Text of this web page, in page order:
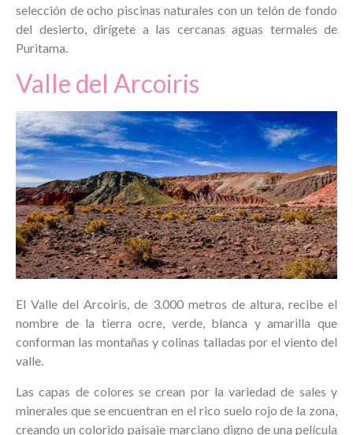
selección de ocho piscinas naturales con un telón de fondo
del desierto, dirígete a las cercanas aguas termales de
Puritama.
Valle del Arcoiris
El Valle del Arcoiris, de 3.000 metros de altura, recibe el
nombre de la tierra ocre, verde, blanca y amarilla que
conforman las montañas y colinas talladas por el viento del
valle.
Las capas de colores se crean por la variedad de sales y
minerales que se encuentran en el rico suelo rojo de la zona,
creando un colorido paisaje marciano digno de una película